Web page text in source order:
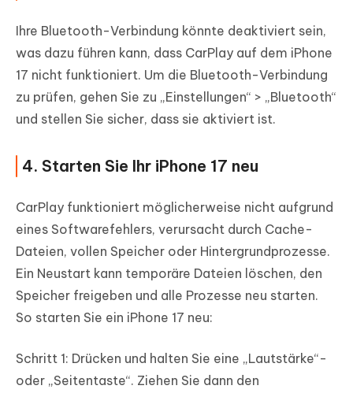
Ihre Bluetooth-Verbindung könnte deaktiviert sein,
was dazu führen kann, dass CarPlay auf dem iPhone
17 nicht funktioniert. Um die Bluetooth-Verbindung
zu prüfen, gehen Sie zu „Einstellungen“ > „Bluetooth“
und stellen Sie sicher, dass sie aktiviert ist.
4. Starten Sie Ihr iPhone 17 neu
CarPlay funktioniert möglicherweise nicht aufgrund
eines Softwarefehlers, verursacht durch Cache-
Dateien, vollen Speicher oder Hintergrundprozesse.
Ein Neustart kann temporäre Dateien löschen, den
Speicher freigeben und alle Prozesse neu starten.
So starten Sie ein iPhone 17 neu:
Schritt 1: Drücken und halten Sie eine „Lautstärke“-
oder „Seitentaste“. Ziehen Sie dann den